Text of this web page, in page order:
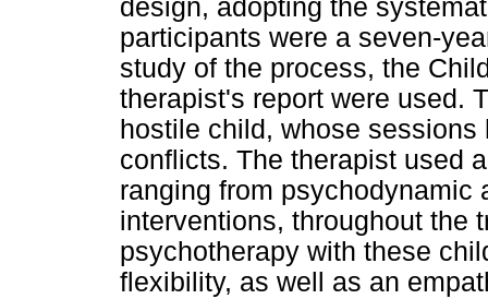
design, adopting the
participants were a seven-
study of the process, the
therapist's report were used.
hostile child, whose
conflicts. The therapist used
ranging from psychodynamic
interventions, throughout the
psychotherapy with these
flexibility, as well as an